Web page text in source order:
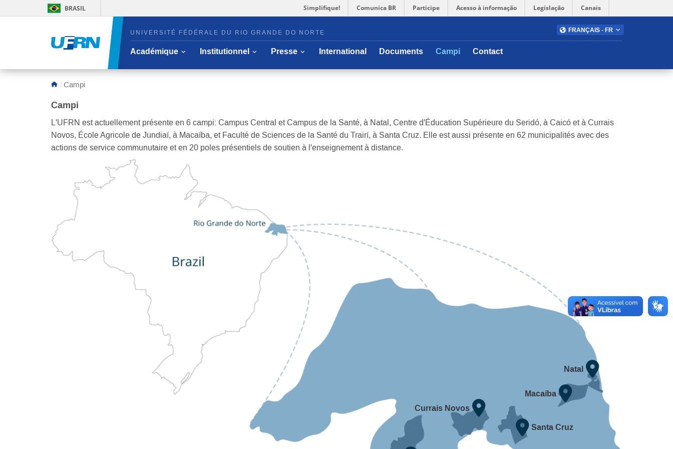
BRASIL Simplifique! Comunica BR Participe Acesso à informação Legislação Canais
FRANÇAIS - FR
UNIVERSITÉ FÉDÉRALE DU RIO GRANDE DO NORTE
Aire du menu principal
AcadémiqueOuvrir/cacher sous-menu
InstitutionnelOuvrir/cacher sous-menu
PresseOuvrir/cacher sous-menu
International Documents Campi Contact
Campi
Campi
L'UFRN est actuellement présente en 6 campi: Campus Central et Campus de la Santé, à Natal, Centre d'Éducation Supérieure du Seridó, à Caicó et à Currais
Novos, École Agricole de Jundiaí, à Macaíba, et Faculté de Sciences de la Santé du Trairí, à Santa Cruz. Elle est aussi présente en 62 municipalités avec des
actions de service communutaire et en 20 poles présentiels de soutien à l'enseignement à distance.
Natal
Currais Novos
Macaíba
Santa Cruz